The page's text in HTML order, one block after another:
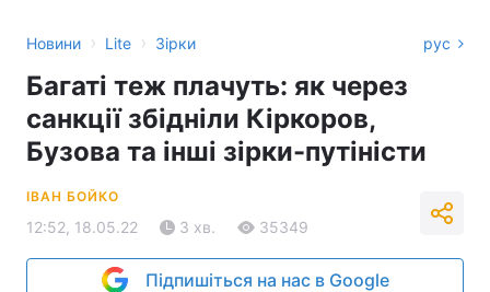
Новини › Lite › Зірки рус
Багаті теж плачуть: як через
санкції збідніли Кіркоров,
Бузова та інші зірки-путіністи
ІВАН БОЙКО
12:52, 18.05.22 3 хв. 35349
Підпишіться на нас в Google